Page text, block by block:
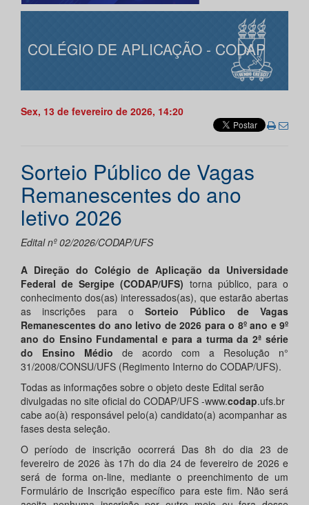
COLÉGIO DE APLICAÇÃO - CODAP
Sex, 13 de fevereiro de 2026, 14:20
Sorteio Público de Vagas
Remanescentes do ano
letivo 2026
Edital nº 02/2026/CODAP/UFS
A Direção do Colégio de Aplicação da Universidade
Federal de Sergipe (CODAP/UFS) torna público, para o
conhecimento dos(as) interessados(as), que estarão abertas
as inscrições para oSorteio Público de Vagas
Remanescentes do ano letivo de 2026 para o 8º ano e9º
ano do Ensino Fundamental e para a turma da 2ª série
do Ensino Médio de acordo com a Resolução n°
31/2008/CONSU/UFS (Regimento Interno do CODAP/UFS).
Todas as informações sobre o objeto deste Edital serão
divulgadas no site oficial do CODAP/UFS -www.codap.ufs.br
cabe ao(à) responsável pelo(a) candidato(a) acompanhar as
fases desta seleção.
O período de inscrição ocorrerá Das 8h do dia 23 de
fevereiro de 2026 às 17h do dia 24 de fevereiro de 2026 e
será de forma on-line, mediante o preenchimento de um
Formulário de Inscrição específico para este fim. Não será